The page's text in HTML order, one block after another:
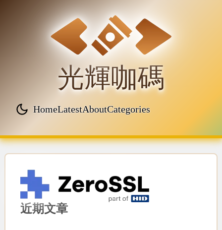
光輝咖碼
Top level navigation menu
HomeLatestAboutCategories
近期文章